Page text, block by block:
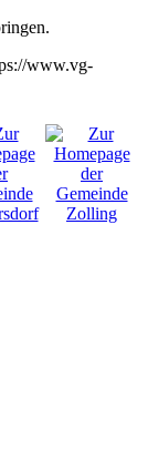
www.vg-